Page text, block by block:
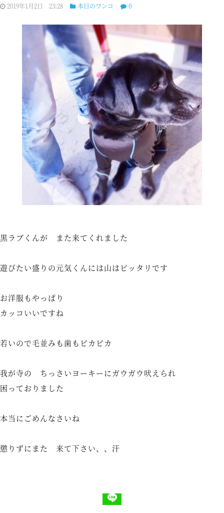
2019年1月2日 23:28 本日のワンコ 0
黒ラブくんが また来てくれました
遊びたい盛りの元気くんには山はピッタリです
お洋服もやっぱり
カッコいいですね
若いので毛並みも歯もピカピカ
我が寺の ちっさいヨーキーにガウガウ吠えられ
困っておりました
本当にごめんなさいね
懲りずにまた 来て下さい、、汗